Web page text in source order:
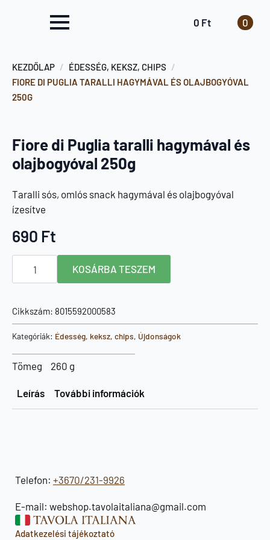
0 Ft 0
KEZDŐLAP
ÉDESSÉG, KEKSZ, CHIPS
FIORE DI PUGLIA TARALLI HAGYMÁVAL ÉS OLAJBOGYÓVAL
250G
Fiore di Puglia taralli hagymával és
olajbogyóval 250g
Taralli sós, omlós snack hagymával és olajbogyóval
ízesítve
690 Ft
Fiore
Puglia
és
olajbogyóval
250g
mennyiség
KOSÁRBA TESZEM
Cikkszám: 8015592000583
Kategóriák: Édesség, keksz, chips, Újdonságok
Tömeg 260 g
Leírás További információk
Telefon: +3670/231-9926
E-mail: webshop.tavolaitaliana@gmail.com
Adatkezelési tájékoztató